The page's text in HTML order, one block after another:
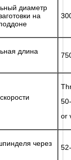
диаметр
на
длина
or
через